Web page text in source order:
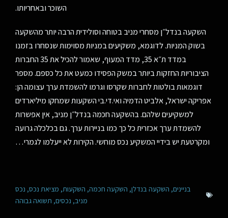
השוכר ובאחריותו.
השקעה בנדל״ן מסחרי מניב בטוחה וסולידית הרבה יותר מהשקעה
בשוק המניות. לדוגמא, משקיעים במניות מסוימות שנסחרו בזמנו
במדד ת״א 35, מדד המעוף, שאמור להכיל את 35 החברות
הציבוריות החזקות ביותר במשק הפסידו כמעט את כל כספם. מספר
דוגמאות בולטות לחברות שקרסו וגרמו להשמדת ערך עצומה הן:
אפריקה ישראל, אלביט הדמיה ואי.די.בי השקעות שמחקו מיליארדים
למשקיעים שלהם. בהשקעה חכמה בנדל״ן מניב, אין אפשרות
להשמדת ערך אכזרית כל כך כמו בניירות ערך. גם בכלכלה גרועה
ומקרטעת יש בידיי המשקיע נכס מוחשי. הקירות לא ייעלמו לגמרי…
בניינים, השקעה בנדלן, השקעה חכמה, השקעות, מציאת נכס, נכס
מניב, נכסים, תשואה גבוהה